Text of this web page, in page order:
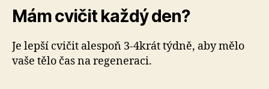
Mám cvičit každý den?
Je lepší cvičit alespoň 3-4krát týdně, aby mělo
vaše tělo čas na regeneraci.